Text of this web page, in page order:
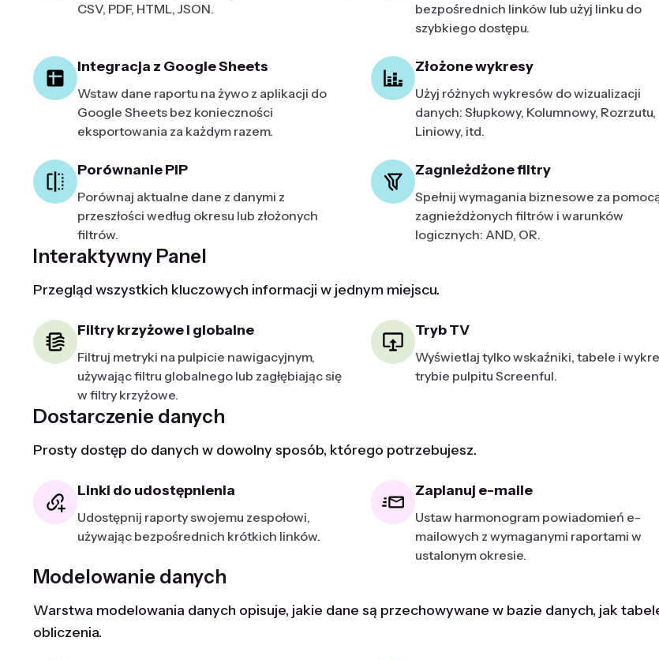
CSV, PDF, HTML, JSON.
bezpośrednich linków lub użyj linku do
szybkiego dostępu.
Integracja z Google Sheets
Wstaw dane raportu na żywo z aplikacji do
Google Sheets bez konieczności
eksportowania za każdym razem.
Złożone wykresy
Użyj różnych wykresów do wizualizacji
danych: Słupkowy, Kolumnowy, Rozrzutu,
Liniowy, itd.
Porównanie PIP
Porównaj aktualne dane z danymi z
przeszłości według okresu lub złożonych
filtrów.
Zagnieżdżone filtry
Spełnij wymagania biznesowe za
zagnieżdżonych filtrów i warunków
logicznych: AND, OR.
Interaktywny Panel
Przegląd wszystkich kluczowych informacji w jednym miejscu.
Filtry krzyżowe i globalne
Filtruj metryki na pulpicie nawigacyjnym,
używając filtru globalnego lub zagłębiając się
w filtry krzyżowe.
Tryb TV
Wyświetlaj tylko wskaźniki, tabele i
trybie pulpitu Screenful.
Dostarczenie danych
Prosty dostęp do danych w dowolny sposób, którego potrzebujesz.
Linki do udostępnienia
Udostępnij raporty swojemu zespołowi,
używając bezpośrednich krótkich linków.
Zaplanuj e-maile
Ustaw harmonogram powiadomień e-
mailowych z wymaganymi raportami w
ustalonym okresie.
Modelowanie danych
Warstwa modelowania danych opisuje, jakie dane są przechowywane w bazie danych, jak
obliczenia.